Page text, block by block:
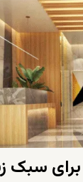
سبک